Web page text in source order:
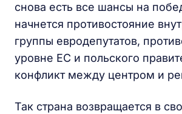
снова есть все шансы на
начнется противостояние
группы евродепутатов,
уровне ЕС и польского
конфликт между центром и
Так страна возвращается в